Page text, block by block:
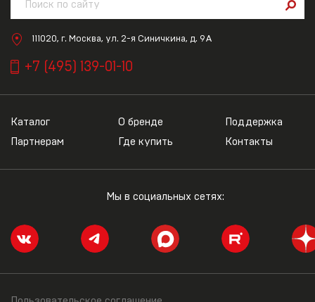
111020, г. Москва, ул. 2-я Синичкина, д. 9А
+7 (495) 139-01-10
Каталог О бренде
Поддержка
Партнерам
Где купить Контакты
Мы в социальных сетях: